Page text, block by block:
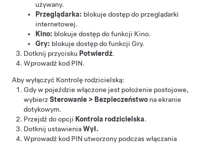
używany.
Przeglądarka: blokuje dostęp do przeglądarki
internetowej.
Kino: blokuje dostęp do funkcji Kino.
Gry: blokuje dostęp do funkcji Gry.
Dotknij przycisku Potwierdź.
Wprowadź kod PIN.
Aby wyłączyć Kontrolę rodzicielską:
Gdy w pojeździe włączone jest położenie postojowe,
wybierz Sterowanie > Bezpieczeństwo na ekranie
dotykowym.
Przejdź do opcji Kontrola rodzicielska.
Dotknij ustawieniaWył.
Wprowadź kod PIN utworzony podczas włączania